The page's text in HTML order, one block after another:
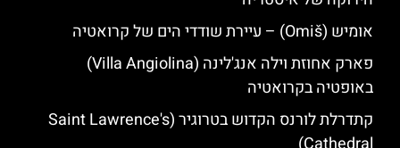
אומיש (Omiš) – עיירת שודדי הים של קרואטיה
פארק אחוזת וילה אנג'לינה (Villa Angiolina)
באופטיה בקרואטיה
קתדרלת לורנס הקדוש בטרוגיר (Saint Lawrence's